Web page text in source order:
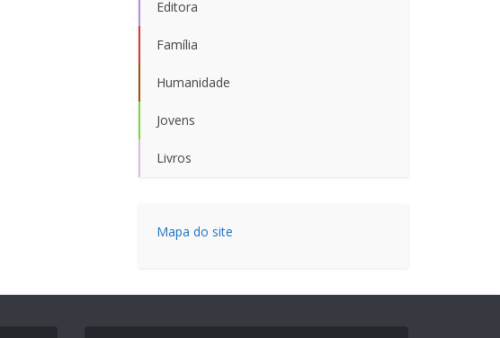
Editora
Família
Humanidade
Jovens
Livros
Mapa do site